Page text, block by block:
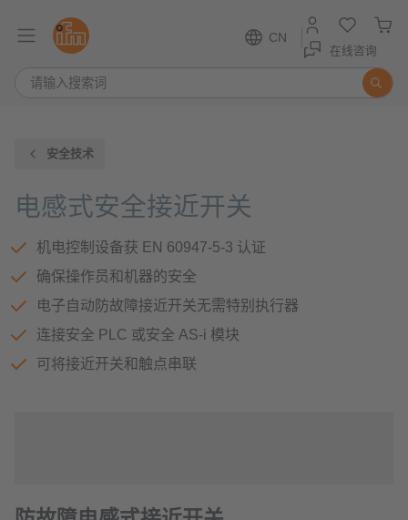
CN
在线咨询
安全技术
电感式安全接近开关
机电控制设备获 EN 60947-5-3 认证
确保操作员和机器的安全
电子自动防故障接近开关无需特别执行器
连接安全 PLC 或安全 AS-i 模块
可将接近开关和触点串联